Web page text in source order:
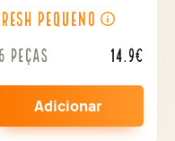
Pequeno
peças 14.9€
Adicionar